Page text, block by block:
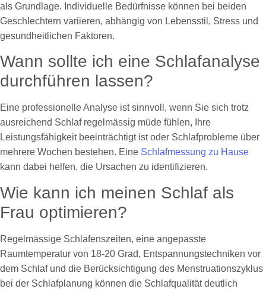
als Grundlage. Individuelle Bedürfnisse können bei beiden
Geschlechtern variieren, abhängig von Lebensstil, Stress und
gesundheitlichen Faktoren.
Wann sollte ich eine Schlafanalyse
durchführen lassen?
Eine professionelle Analyse ist sinnvoll, wenn Sie sich trotz
ausreichend Schlaf regelmässig müde fühlen, Ihre
Leistungsfähigkeit beeinträchtigt ist oder Schlafprobleme über
mehrere Wochen bestehen. Eine Schlafmessung zu Hause
kann dabei helfen, die Ursachen zu identifizieren.
Wie kann ich meinen Schlaf als
Frau optimieren?
Regelmässige Schlafenszeiten, eine angepasste
Raumtemperatur von 18-20 Grad, Entspannungstechniken vor
dem Schlaf und die Berücksichtigung des Menstruationszyklus
bei der Schlafplanung können die Schlafqualität deutlich